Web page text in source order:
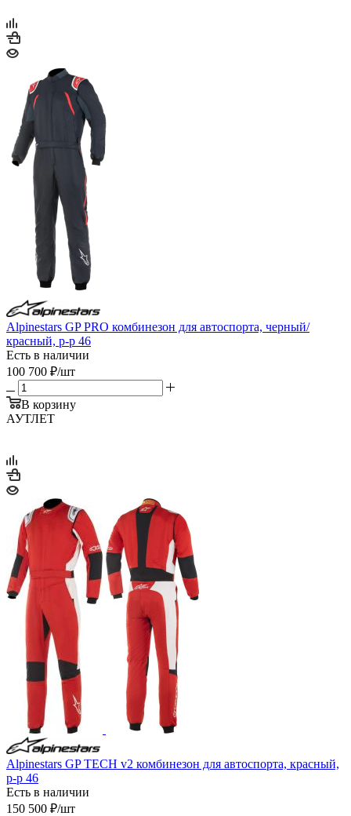
Alpinestars GP PRO комбинезон для автоспорта, черный/
красный, р-р 46
Есть в наличии
100 700 ₽/шт
В корзину
АУТЛЕТ
Alpinestars GP TECH v2 комбинезон для автоспорта, красный,
р-р 46
Есть в наличии
150 500 ₽/шт